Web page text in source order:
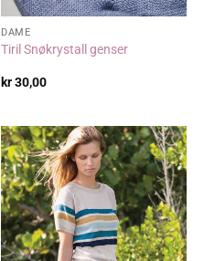
DAME
Tiril Snøkrystall genser
kr30,00